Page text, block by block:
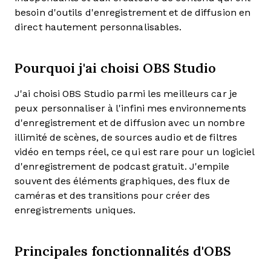
besoin d'outils d'enregistrement et de diffusion en
direct hautement personnalisables.
Pourquoi j'ai choisi OBS Studio
J'ai choisi OBS Studio parmi les meilleurs car je
peux personnaliser à l'infini mes environnements
d'enregistrement et de diffusion avec un nombre
illimité de scènes, de sources audio et de filtres
vidéo en temps réel, ce qui est rare pour un logiciel
d'enregistrement de podcast gratuit. J'empile
souvent des éléments graphiques, des flux de
caméras et des transitions pour créer des
enregistrements uniques.
Principales fonctionnalités d'OBS